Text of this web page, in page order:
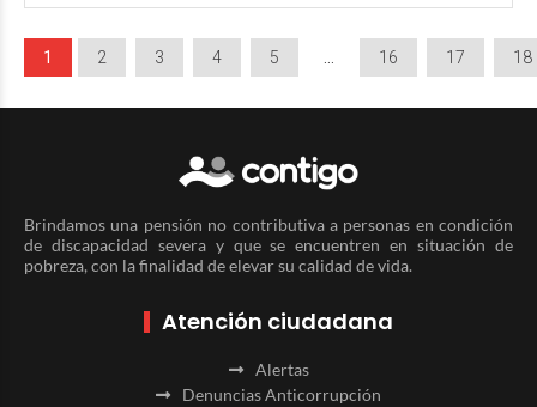
1 2 3 4 5 16 17 18
Brindamos una pensión no contributiva a personas en condición
de discapacidad severa y que se encuentren en situación de
pobreza, con la finalidad de elevar su calidad de vida.
Atención ciudadana
Alertas
Denuncias Anticorrupción